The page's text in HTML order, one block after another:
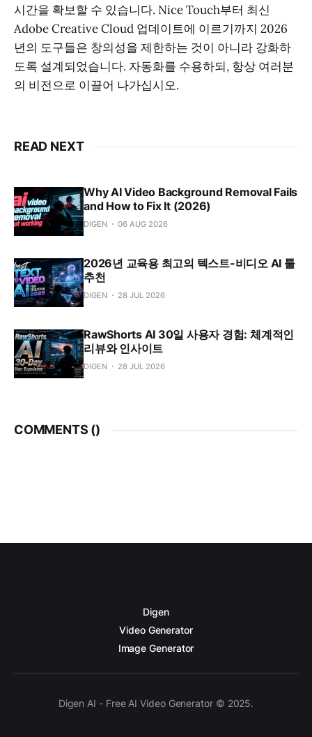
시간을 확보할 수 있습니다. Nice Touch부터 최신
Adobe Creative Cloud 업데이트에 이르기까지 2026
년의 도구들은 창의성을 제한하는 것이 아니라 강화하
도록 설계되었습니다. 자동화를 수용하되, 항상 여러분
의 비전으로 이끌어 나가십시오.
READ NEXT
Why AI Video Background Removal Fails
and How to Fix It (2026)
DIGEN 06 AUG 2026
2026년 교육용 최고의 텍스트-비디오 AI 툴
추천
DIGEN 28 JUL 2026
RawShorts AI 30일 사용자 경험: 체계적인
리뷰와 인사이트
DIGEN 28 JUL 2026
COMMENTS ()
Digen
Video Generator
Image Generator
Digen AI - Free AI Video Generator © 2025.